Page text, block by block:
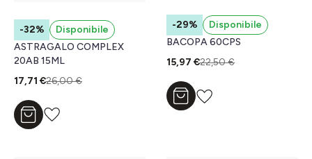
-32%
Disponibile
ASTRAGALO COMPLEX
20AB 15ML
17,71 €26,00 €
Aggiungi al carrello
-29%
Disponibile
BACOPA 60CPS
15,97 €22,50 €
Aggiungi al carrello